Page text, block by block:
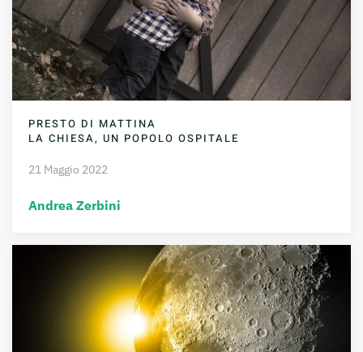
PRESTO DI MATTINA
LA CHIESA, UN POPOLO OSPITALE
21 Maggio 2022
Andrea Zerbini